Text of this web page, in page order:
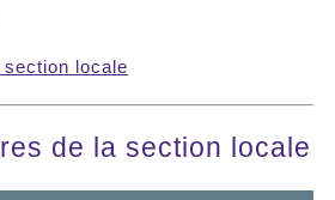
locale
de la section locale